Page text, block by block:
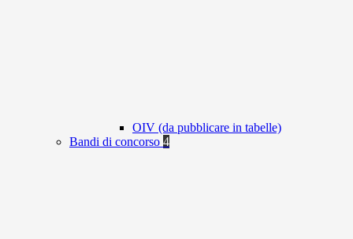
OIV (da pubblicare in tabelle)
Bandi di concorso 4